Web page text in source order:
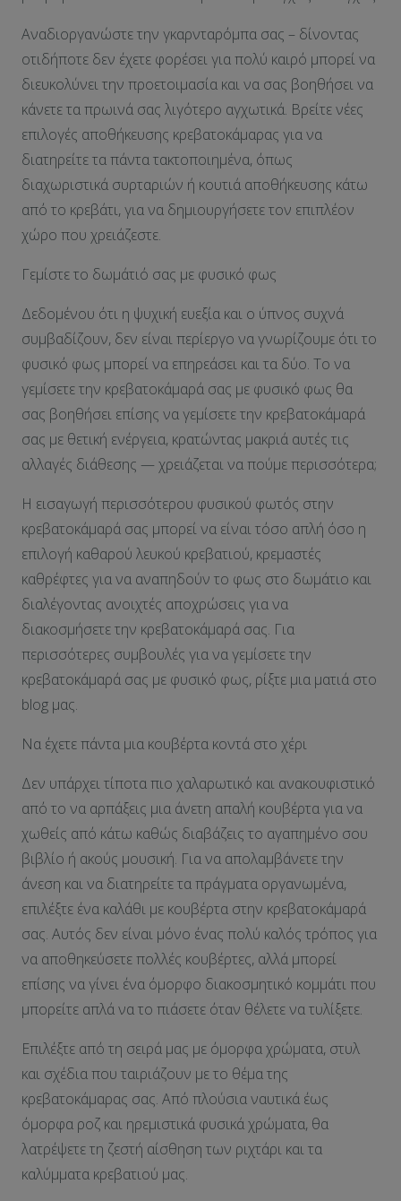
Αναδιοργανώστε την γκαρνταρόμπα σας – δίνοντας
οτιδήποτε δεν έχετε φορέσει για πολύ καιρό μπορεί να
διευκολύνει την προετοιμασία και να σας βοηθήσει να
κάνετε τα πρωινά σας λιγότερο αγχωτικά. Βρείτε νέες
επιλογές αποθήκευσης κρεβατοκάμαρας για να
διατηρείτε τα πάντα τακτοποιημένα, όπως
διαχωριστικά συρταριών ή κουτιά αποθήκευσης κάτω
από το κρεβάτι, για να δημιουργήσετε τον επιπλέον
χώρο που χρειάζεστε.
Γεμίστε το δωμάτιό σας με φυσικό φως
Δεδομένου ότι η ψυχική ευεξία και ο ύπνος συχνά
συμβαδίζουν, δεν είναι περίεργο να γνωρίζουμε ότι το
φυσικό φως μπορεί να επηρεάσει και τα δύο. Το να
γεμίσετε την κρεβατοκάμαρά σας με φυσικό φως θα
σας βοηθήσει επίσης να γεμίσετε την κρεβατοκάμαρά
σας με θετική ενέργεια, κρατώντας μακριά αυτές τις
αλλαγές διάθεσης — χρειάζεται να πούμε περισσότερα;
Η εισαγωγή περισσότερου φυσικού φωτός στην
κρεβατοκάμαρά σας μπορεί να είναι τόσο απλή όσο η
επιλογή καθαρού λευκού κρεβατιού, κρεμαστές
καθρέφτες για να αναπηδούν το φως στο δωμάτιο και
διαλέγοντας ανοιχτές αποχρώσεις για να
διακοσμήσετε την κρεβατοκάμαρά σας. Για
περισσότερες συμβουλές για να γεμίσετε την
κρεβατοκάμαρά σας με φυσικό φως, ρίξτε μια ματιά στο
blog μας.
Να έχετε πάντα μια κουβέρτα κοντά στο χέρι
Δεν υπάρχει τίποτα πιο χαλαρωτικό και ανακουφιστικό
από το να αρπάξεις μια άνετη απαλή κουβέρτα για να
χωθείς από κάτω καθώς διαβάζεις το αγαπημένο σου
βιβλίο ή ακούς μουσική. Για να απολαμβάνετε την
άνεση και να διατηρείτε τα πράγματα οργανωμένα,
επιλέξτε ένα καλάθι με κουβέρτα στην κρεβατοκάμαρά
σας. Αυτός δεν είναι μόνο ένας πολύ καλός τρόπος για
να αποθηκεύσετε πολλές κουβέρτες, αλλά μπορεί
επίσης να γίνει ένα όμορφο διακοσμητικό κομμάτι που
μπορείτε απλά να το πιάσετε όταν θέλετε να τυλίξετε.
Επιλέξτε από τη σειρά μας με όμορφα χρώματα, στυλ
και σχέδια που ταιριάζουν με το θέμα της
κρεβατοκάμαρας σας. Από πλούσια ναυτικά έως
όμορφα ροζ και ηρεμιστικά φυσικά χρώματα, θα
λατρέψετε τη ζεστή αίσθηση των ριχτάρι και τα
καλύμματα κρεβατιού μας.